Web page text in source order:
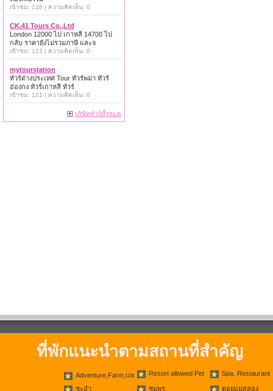
เข้าชม: 118 | ความคิดเห็น: 0
CK.41 Tours Co.,Ltd
London 12000 ไป เกาหลี 14700 ไป
กลับ ราคายังไม่รวมภาษี และจ
เข้าชม: 113 | ความคิดเห็น: 0
mytourstation
ทัวร์ต่างประเทศ Tour ทัวร์พม่า ทัวร์
ฮ่องกง ทัวร์เกาหลี ทัวร์
เข้าชม: 121 | ความคิดเห็น: 0
บริษัททัวร์ทั้งหมด
ที่พักแนะนำตามสถานที่สำคัญ
Adventure,Farm,แพ Resort allowed Pet Spa, Restaurant
ชะอำ ชุมพร
ดอยแม่สลอง